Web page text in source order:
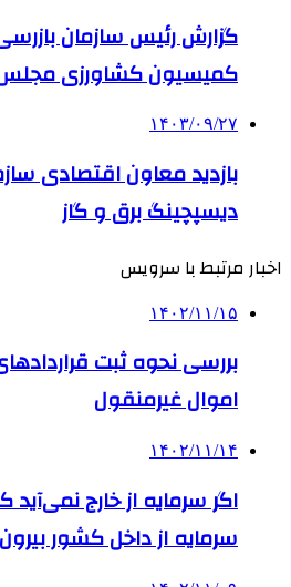
گزارش رئیس سازمان
کمیسیون کشاورزی
۱۴۰۳/۰۹/۲۷
بازدید معاون اقتصادی
دیسپچینگ برق و گاز
اخبار مرتبط با سرویس
۱۴۰۲/۱۱/۱۵
بررسی نحوه ثبت
اموال غیرمنقول
۱۴۰۲/۱۱/۱۴
اگر سرمایه از خارج
سرمایه از داخل کشور